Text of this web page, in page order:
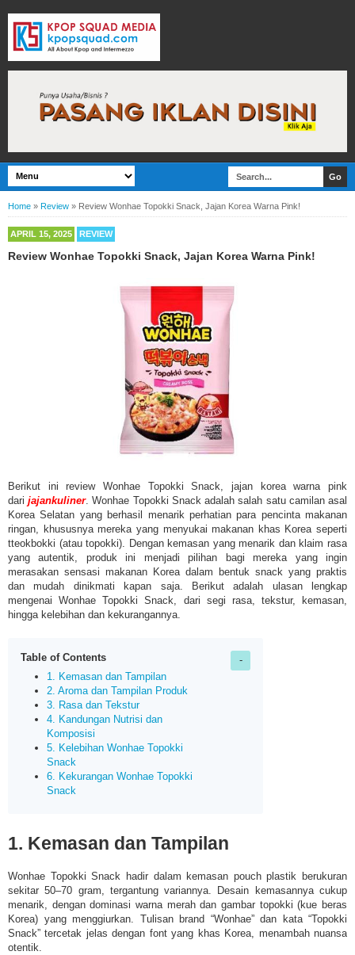
Home » Review » Review Wonhae Topokki Snack, Jajan Korea Warna Pink!
APRIL 15, 2025 REVIEW
Review Wonhae Topokki Snack, Jajan Korea Warna Pink!
Berikut ini review Wonhae Topokki Snack, jajan korea warna pink
darijajankuliner. Wonhae Topokki Snack adalah salah satu camilan asal
Korea Selatan yang berhasil menarik perhatian para pencinta makanan
ringan, khususnya mereka yang menyukai makanan khas Korea seperti
tteokbokki (atau topokki). Dengan kemasan yang menarik dan klaim rasa
yang autentik, produk ini menjadi pilihan bagi mereka yang ingin
merasakan sensasi makanan Korea dalam bentuk snack yang praktis
dan mudah dinikmati kapan saja. Berikut adalah ulasan lengkap
mengenai Wonhae Topokki Snack, dari segi rasa, tekstur, kemasan,
hingga kelebihan dan kekurangannya.
Table of Contents
1. Kemasan dan Tampilan
2. Aroma dan Tampilan Produk
3. Rasa dan Tekstur
4. Kandungan Nutrisi dan
Komposisi
5. Kelebihan Wonhae Topokki
Snack
6. Kekurangan Wonhae Topokki
Snack
1. Kemasan dan Tampilan
Wonhae Topokki Snack hadir dalam kemasan pouch plastik berukuran
sekitar 50–70 gram, tergantung variannya. Desain kemasannya cukup
menarik, dengan dominasi warna merah dan gambar topokki (kue beras
Korea) yang menggiurkan. Tulisan brand “Wonhae” dan kata “Topokki
Snack” tercetak jelas dengan font yang khas Korea, menambah nuansa
otentik.